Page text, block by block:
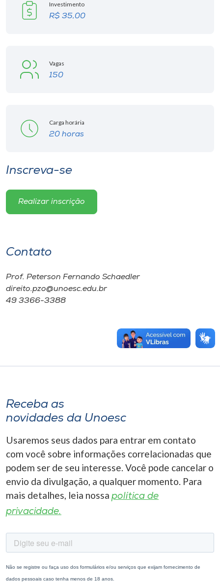
Rádio
Unoesc
Selecione
o idioma
A-
Investimento
R$ 35,00
Vagas
150
Carga horária
20 horas
Inscreva-se
Realizar inscrição
Contato
Prof. Peterson Fernando Schaedler
direito.pzo@unoesc.edu.br
49 3366-3388
Receba as
novidades da Unoesc
Usaremos seus dados para entrar em contato
com você sobre informações correlacionadas que
podem ser de seu interesse. Você pode cancelar o
envio da divulgação, a qualquer momento. Para
mais detalhes, leia nossa política de
privacidade.